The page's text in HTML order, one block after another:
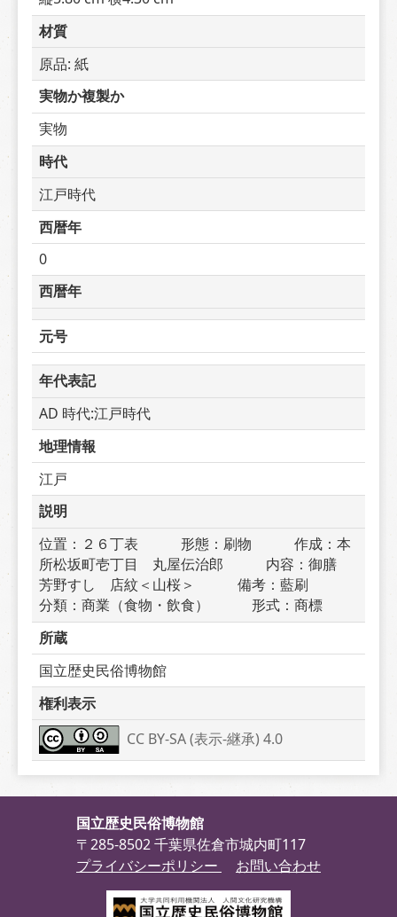
材質
原品: 紙
実物か複製か
実物
時代
江戸時代
西暦年
0
西暦年
元号
年代表記
AD 時代:江戸時代
地理情報
江戸
説明
位置：２６丁表　　　形態：刷物　　　作成：本
所松坂町壱丁目　丸屋伝治郎　　　内容：御膳
芳野すし　店紋＜山桜＞　　　備考：藍刷
分類：商業（食物・飲食）　　　形式：商標
所蔵
国立歴史民俗博物館
権利表示
CC BY-SA (表示-継承) 4.0
国立歴史民俗博物館
〒285-8502 千葉県佐倉市城内町117
プライバシーポリシー
お問い合わせ